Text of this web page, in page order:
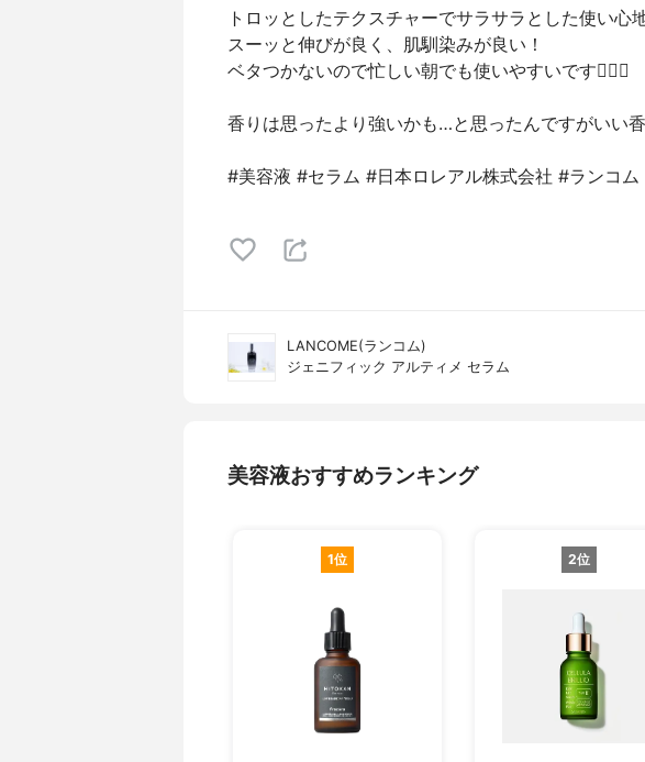
トロッとしたテクスチャーでサラサラとした使い心地
スーッと伸びが良く、肌馴染みが良い！
ベタつかないので忙しい朝でも使いやすいです🙆‍♀️✨
香りは思ったより強いかも…と思ったんですがいい
#美容液 #セラム #日本ロレアル株式会社 #ランコム
LANCOME(ランコム)
ジェニフィック アルティメ セラム
美容液おすすめランキング
1位 2位